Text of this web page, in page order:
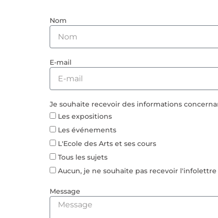
Nom
E-mail
Je souhaite recevoir des informations
Les expositions
Les événements
L'Ecole des Arts et ses cours
Tous les sujets
Aucun, je ne souhaite pas recevoir l'infolettre
Message